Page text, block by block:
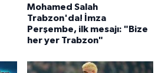
Mohamed Salah
Trabzon'da! İmza
Perşembe, ilk mesajı: "Bize
her yer Trabzon"